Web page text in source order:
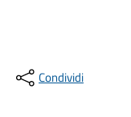
Condividi